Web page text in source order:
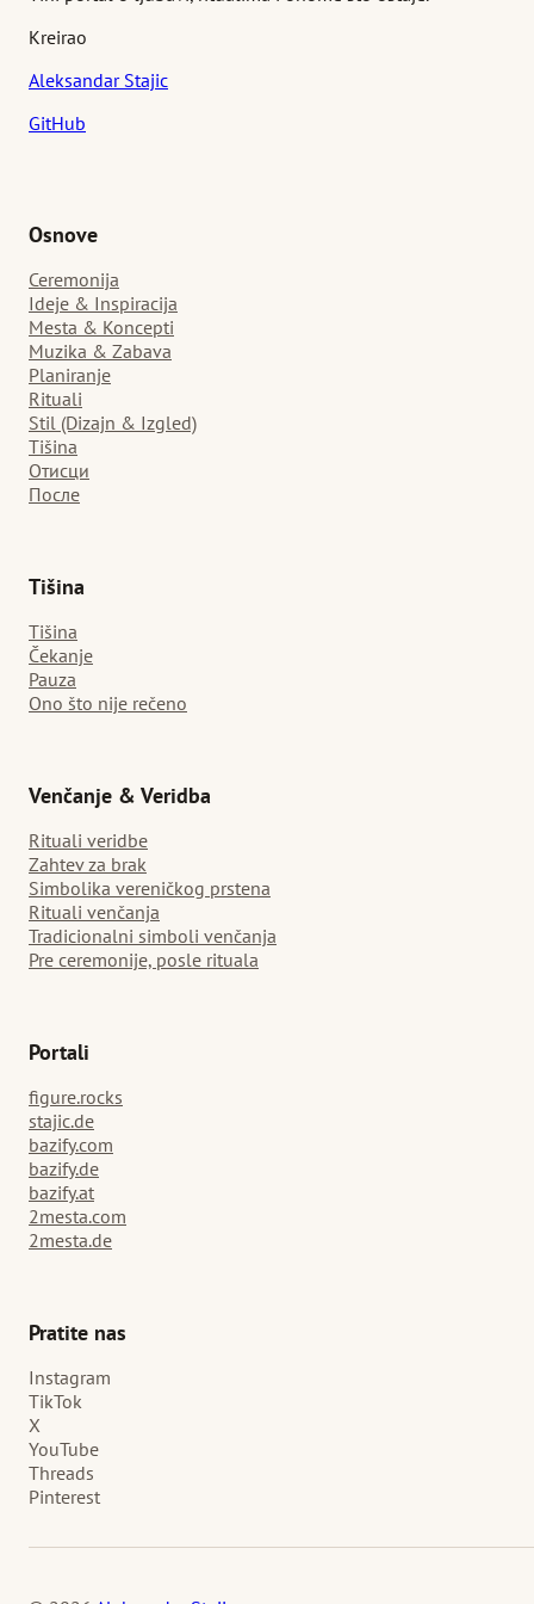
Kreirao
Aleksandar Stajic
GitHub
Osnove
Ceremonija
Ideje & Inspiracija
Mesta & Koncepti
Muzika & Zabava
Planiranje
Rituali
Stil (Dizajn & Izgled)
Tišina
Отисци
После
Tišina
Tišina
Čekanje
Pauza
Ono što nije rečeno
Venčanje & Veridba
Rituali veridbe
Zahtev za brak
Simbolika vereničkog prstena
Rituali venčanja
Tradicionalni simboli venčanja
Pre ceremonije, posle rituala
Portali
figure.rocks
stajic.de
bazify.com
bazify.de
bazify.at
2mesta.com
2mesta.de
Pratite nas
Instagram
TikTok
X
YouTube
Threads
Pinterest